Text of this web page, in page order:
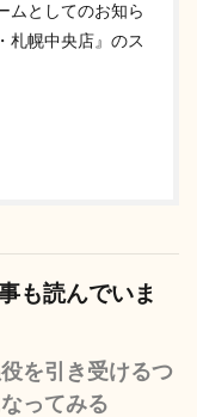
ムとしてのお知ら
札幌中央店』のス
も読んでいま
を引き受けるつ
ってみる